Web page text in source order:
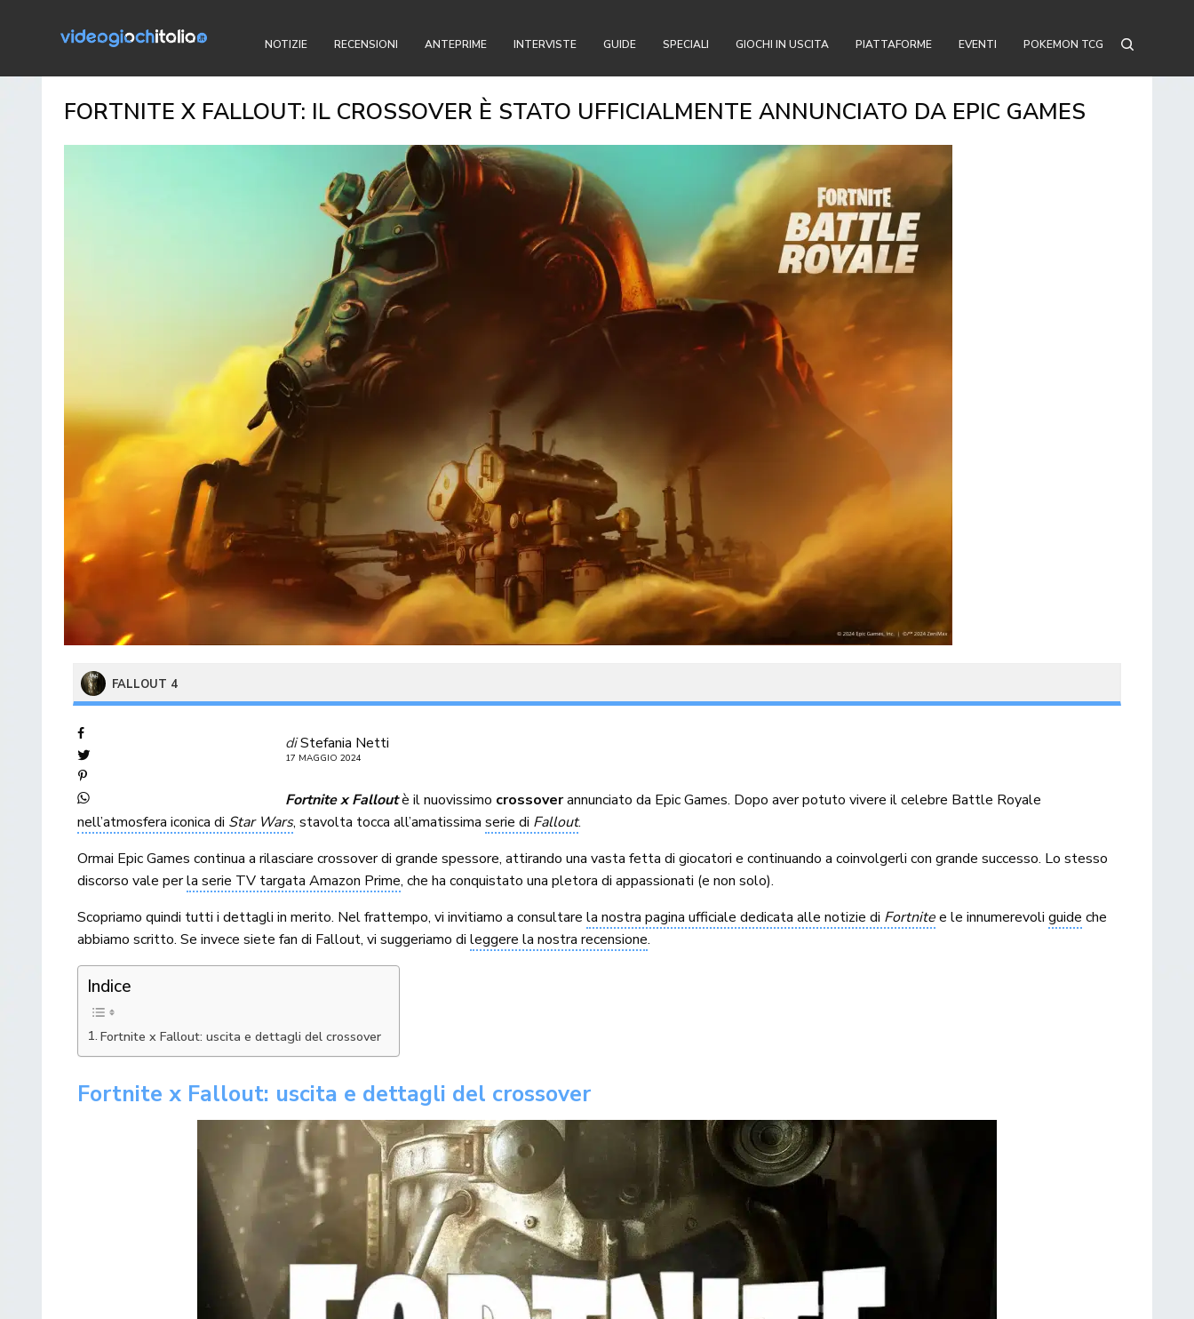
NOTIZIE RECENSIONI ANTEPRIME INTERVISTE GUIDE SPECIALI GIOCHI IN USCITA PIATTAFORME EVENTI POKEMON TCG
FORTNITE X FALLOUT: IL CROSSOVER È STATO UFFICIALMENTE ANNUNCIATO DA EPIC GAMES
FALLOUT 4
diStefania Netti
17 MAGGIO 2024
Fortnite x Falloutè il nuovissimo crossoverannunciato da Epic Games. Dopo aver potuto vivere il celebre Battle Royale
nell’atmosfera iconica di Star Wars, stavolta tocca all’amatissimaserie di Fallout.
Ormai Epic Games continua a rilasciare crossover di grande spessore, attirando una vasta fetta di giocatori e continuando a coinvolgerli con grande successo. Lo stesso
discorso vale perla serie TV targata Amazon Prime, che ha conquistato una pletora di appassionati (e non solo).
Scopriamo quindi tutti i dettagli in merito. Nel frattempo, vi invitiamo a consultarela nostra pagina ufficiale dedicata alle notizie di Fortnitee le innumerevoliguide che
abbiamo scritto. Se invece siete fan di Fallout, vi suggeriamo dileggere la nostra recensione.
Indice
Fortnite x Fallout: uscita e dettagli del crossover
Fortnite x Fallout: uscita e dettagli del crossover